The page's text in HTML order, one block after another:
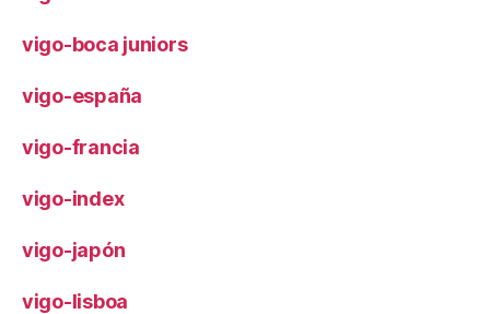
vigo-boca juniors
vigo-españa
vigo-francia
vigo-index
vigo-japón
vigo-lisboa